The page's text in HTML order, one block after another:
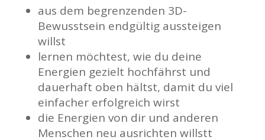
aus dem begrenzenden 3D-
Bewusstsein endgültig aussteigen
willst
lernen möchtest, wie du deine
Energien gezielt hochfährst und
dauerhaft oben hältst, damit du viel
einfacher erfolgreich wirst
die Energien von dir und anderen
Menschen neu ausrichten willstt